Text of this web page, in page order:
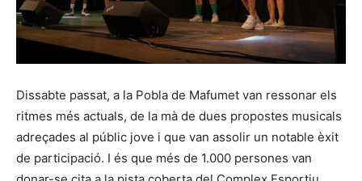
Dissabte passat, a la Pobla de Mafumet van ressonar els
ritmes més actuals, de la mà de dues propostes musicals
adreçades al públic jove i que van assolir un notable èxit
de participació. I és que més de 1.000 persones van